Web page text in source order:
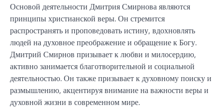
Основой деятельности Дмитрия Смирнова являются
принципы христианской веры. Он стремится
распространять и проповедовать истину, вдохновлять
людей на духовное преображение и обращение к Богу.
Дмитрий Смирнов призывает к любви и милосердию,
активно занимается благотворительной и социальной
деятельностью. Он также призывает к духовному поиску и
размышлению, акцентируя внимание на важности веры и
духовной жизни в современном мире.